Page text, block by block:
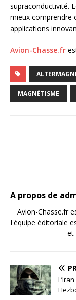
supraconductivité.
mieux comprendre
applications
Avion-Chasse.fr
MAGNÉTISME
A propos de
Avion-Chasse.fr
l'équipe éditoriale
et